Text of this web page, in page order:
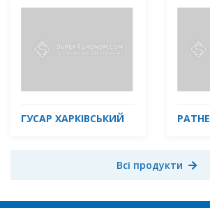
ГУСАР ХАРКІВСЬКИЙ РАТНЕ
Всі продукти